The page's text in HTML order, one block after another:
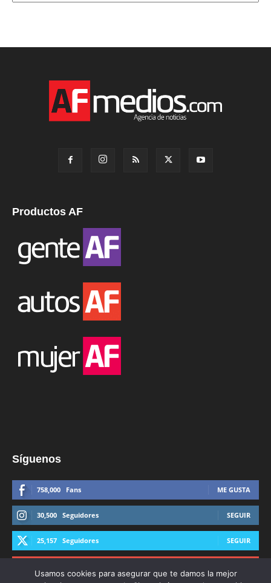
Productos AF
Síguenos
758,000 Fans ME GUSTA
30,500 Seguidores SEGUIR
25,157 Seguidores SEGUIR
Usamos cookies para asegurar que te damos la mejor